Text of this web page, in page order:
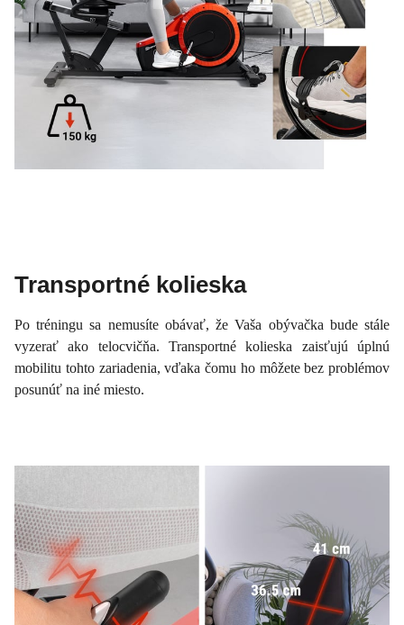
Transportné kolieska
Po tréningu sa nemusíte obávať, že Vaša obývačka bude stále
vyzerať ako telocvičňa. Transportné kolieska zaisťujú úplnú
mobilitu tohto zariadenia, vďaka čomu ho môžete bez problémov
posunúť na iné miesto.